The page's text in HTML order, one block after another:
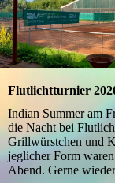
Flutlichtturnier
Indian Summer am
die Nacht bei
Grillwürstchen und
jeglicher Form
Abend. Gerne